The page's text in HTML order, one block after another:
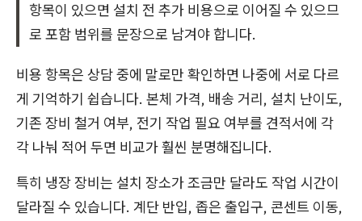
항목이 있으면 설치 전 추가 비용으로 이어질 수 있으므
로 포함 범위를 문장으로 남겨야 합니다.
비용 항목은 상담 중에 말로만 확인하면 나중에 서로 다르
게 기억하기 쉽습니다. 본체 가격, 배송 거리, 설치 난이도,
기존 장비 철거 여부, 전기 작업 필요 여부를 견적서에 각
각 나눠 적어 두면 비교가 훨씬 분명해집니다.
특히 냉장 장비는 설치 장소가 조금만 달라도 작업 시간이
달라질 수 있습니다. 계단 반입, 좁은 출입구, 콘센트 이동,